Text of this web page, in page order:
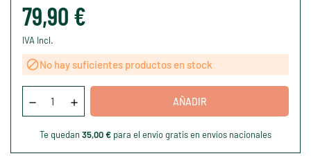
79,90 €
IVA Incl.
No hay suficientes productos en stock
AÑADIR
Te quedan 35,00 € para el envío gratis en envíos nacionales